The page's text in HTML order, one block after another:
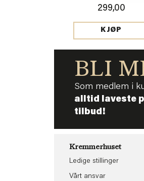
299,00
KJØP
BLI
Som medlem i
alltid laveste
tilbud!
Kremmerhuset
Ledige stillinger
Vårt ansvar